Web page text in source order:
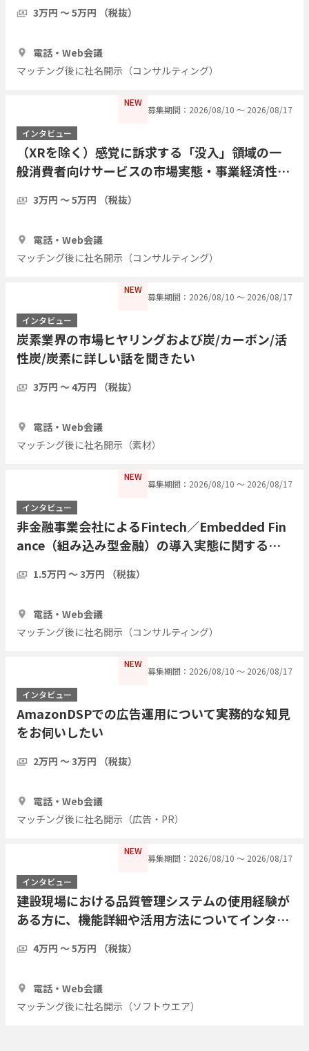
3万円 〜 5万円 （税抜）
電話・Web会議
マッチング後に社名開示（コンサルティング）
NEW
募集期間：2026/08/10 〜 2026/08/17
インタビュー
（XRを除く）感覚に訴求する「没入」領域の一
般消費者向けサービスの市場実態・事業経済性・
3万円 〜 5万円 （税抜）
電話・Web会議
マッチング後に社名開示（コンサルティング）
NEW
募集期間：2026/08/10 〜 2026/08/17
インタビュー
炭素業界の市場ヒヤリングおよび炭/カーボン/活
性炭/炭素に詳しい話を聞きたい
3万円 〜 4万円 （税抜）
電話・Web会議
マッチング後に社名開示（素材）
NEW
募集期間：2026/08/10 〜 2026/08/17
インタビュー
非金融事業会社によるFintech／Embedded Fin
ance（組み込み型金融）の導入実態に関するイ
1.5万円 〜 3万円 （税抜）
電話・Web会議
マッチング後に社名開示（コンサルティング）
NEW
募集期間：2026/08/10 〜 2026/08/17
インタビュー
AmazonDSPでの広告運用について実務的な知見
をお伺いしたい
2万円 〜 3万円 （税抜）
電話・Web会議
マッチング後に社名開示（広告・PR）
NEW
募集期間：2026/08/10 〜 2026/08/17
インタビュー
建設現場における品質管理システムの使用経験が
ある方に、機能詳細や活用方法についてインタビ
4万円 〜 5万円 （税抜）
電話・Web会議
マッチング後に社名開示（ソフトウエア）